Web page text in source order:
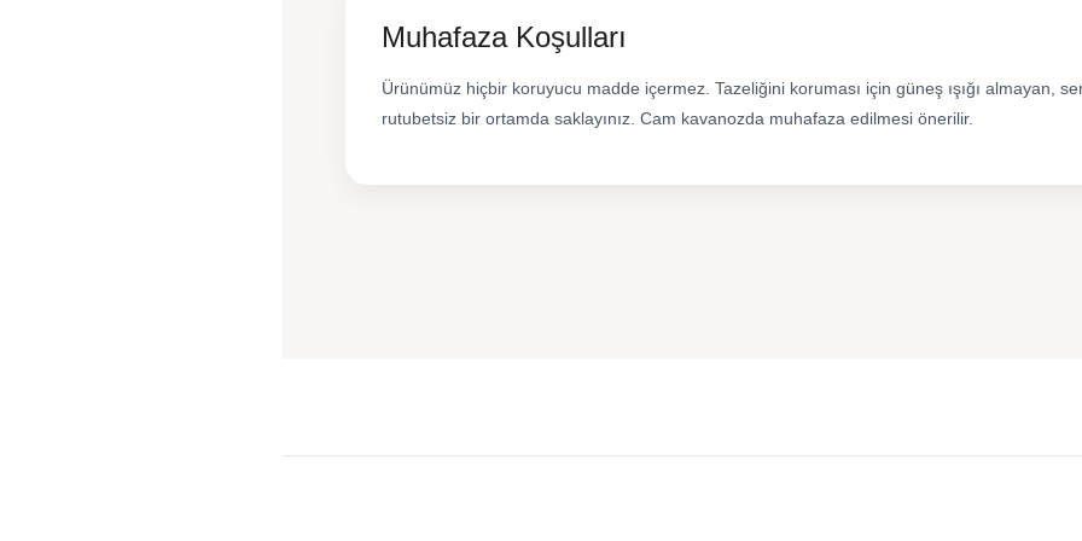
Muhafaza Koşulları
Ürünümüz hiçbir koruyucu madde içermez. Tazeliğini koruması için güneş ışığı almayan,
rutubetsiz bir ortamda saklayınız. Cam kavanozda muhafaza edilmesi önerilir.